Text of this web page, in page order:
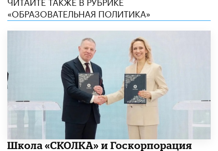
«ОБРАЗОВАТЕЛЬНАЯ ПОЛИТИКА»
Школа «СКОЛКА» и Госкорпорация